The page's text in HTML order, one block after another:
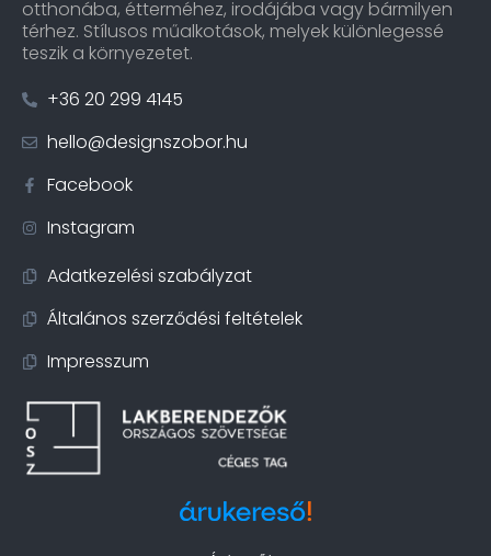
otthonába, étterméhez, irodájába vagy bármilyen
térhez. Stílusos műalkotások, melyek különlegessé
teszik a környezetet.
+36 20 299 4145
hello@designszobor.hu
Facebook
Instagram
Adatkezelési szabályzat
Általános szerződési feltételek
Impresszum